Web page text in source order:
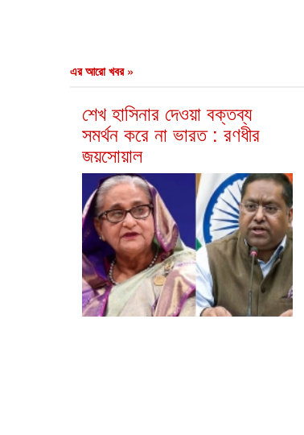
এর আরো খবর »
শেখ হাসিনার দেওয়া বক্তব্য
সমর্থন করে না ভারত : রণধীর
জয়সোয়াল